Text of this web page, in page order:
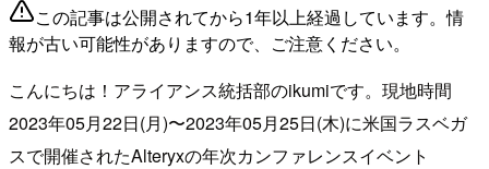
この記事は公開されてから1年以上経過しています。情
報が古い可能性がありますので、ご注意ください。
こんにちは！アライアンス統括部のikumiです。現地時間
2023年05月22日(月)〜2023年05月25日(木)に米国ラスベガ
スで開催されたAlteryxの年次カンファレンスイベント